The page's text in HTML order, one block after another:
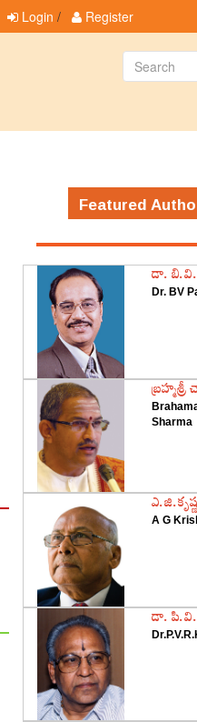
Login / Register
Featured
డా.
Dr. BV
Sharma
A G
‌డా.